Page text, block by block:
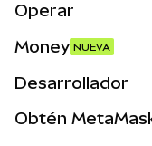
Operar
Activos del mundo
Money NUEVA
Desarrollador
Obtén